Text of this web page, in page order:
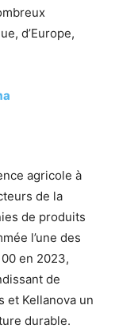
d’Europe,
agricole à
de la
de produits
l’une des
en 2023,
de
et Kellanova un
durable.